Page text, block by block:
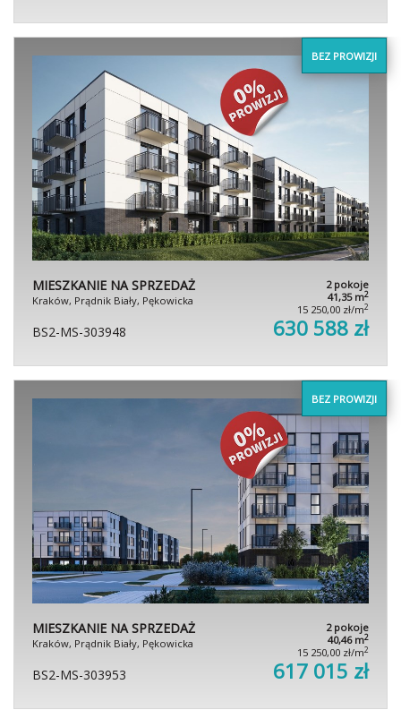
BEZ PROWIZJI
MIESZKANIE NA SPRZEDAŻ
Kraków, Prądnik Biały, Pękowicka
2 pokoje
41,35 m2
15 250,00 zł/m2
BS2-MS-303948 630 588 zł
BEZ PROWIZJI
MIESZKANIE NA SPRZEDAŻ
Kraków, Prądnik Biały, Pękowicka
2 pokoje
40,46 m2
15 250,00 zł/m2
BS2-MS-303953 617 015 zł